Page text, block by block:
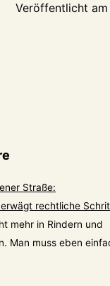
Veröffentlicht am
Straße:
rechtliche
mehr in Rindern und
Man muss eben